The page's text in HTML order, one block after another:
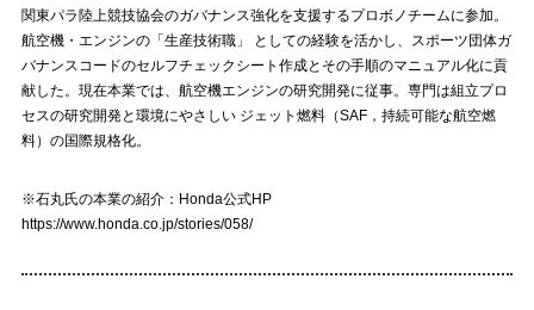
関東パラ陸上競技協会のガバナンス強化を支援するプロボノチームに参加。
航空機・エンジンの「生産技術職」 としての経験を活かし、スポーツ団体ガ
バナンスコードのセルフチェックシート作成とその手順のマニュアル化に貢
献した。現在本業では、航空機エンジンの研究開発に従事。専門は組立プロ
セスの研究開発と環境にやさしい ジェット燃料（SAF，持続可能な航空燃
料）の国際規格化。
※石丸氏の本業の紹介：Honda公式HP
https://www.honda.co.jp/stories/058/